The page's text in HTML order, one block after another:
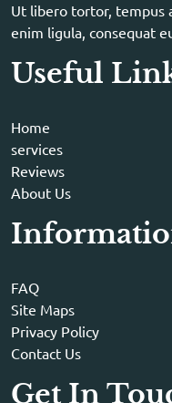
Ut libero tortor, tempus
enim ligula, consequat
Useful
Home
services
Reviews
About Us
FAQ
Site Maps
Privacy Policy
Contact Us
Get In